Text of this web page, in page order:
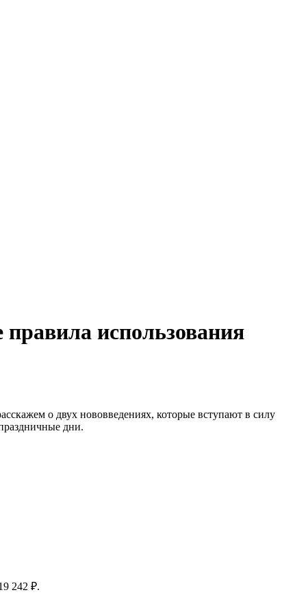
использования
о двух нововведениях, которые вступают в силу
дни.
242 ₽.